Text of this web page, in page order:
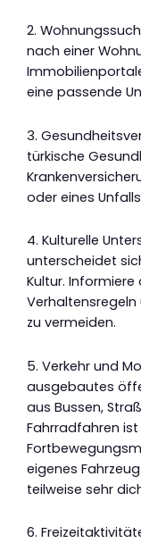
2.
nach einer
eine passende
3.
türkische
oder eines
4. Kulturelle
unterscheidet
Kultur.
Verhaltensregeln
zu vermeiden.
5. Verkehr und
ausgebautes
aus Bussen,
Fahrradfahren
eigenes
teilweise sehr
6.